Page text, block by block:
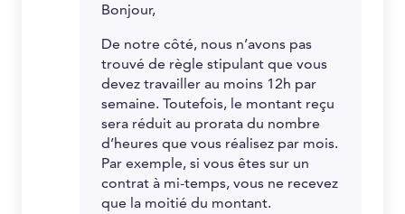
Bonjour,
De notre côté, nous n’avons pas
trouvé de règle stipulant que vous
devez travailler au moins 12h par
semaine. Toutefois, le montant reçu
sera réduit au prorata du nombre
d’heures que vous réalisez par mois.
Par exemple, si vous êtes sur un
contrat à mi-temps, vous ne recevez
que la moitié du montant.